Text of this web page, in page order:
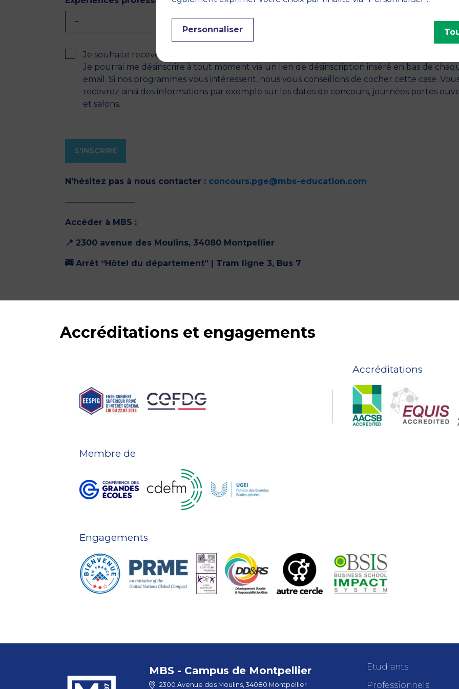
–
RGPDJe souhaite recevoir les informations utiles sur les programmes, concours et actualités de
Je pourrai me désinscrire à tout moment via un lien de désinscription inséré en bas de
email. Si nos programmes vous intéressent, nous vous conseillons de cocher cette case.
recevrez ainsi des informations par exemple sur les dates de concours, journées portes
et salons.
N’hésitez pas à nous contacter : concours.pge@mbs-education.com
————————–
Accéder à MBS :
📍 2300 avenue des Moulins, 34080 Montpellier
🚎 Arrêt “Hôtel du département” | Tram ligne 3, Bus 7
Accréditations et engagements
Accréditations
Membre de
Engagements
MBS - Campus de Montpellier
2300 Avenue des Moulins, 34080 Montpellier
Etudiants
Professionnels
Personnaliser